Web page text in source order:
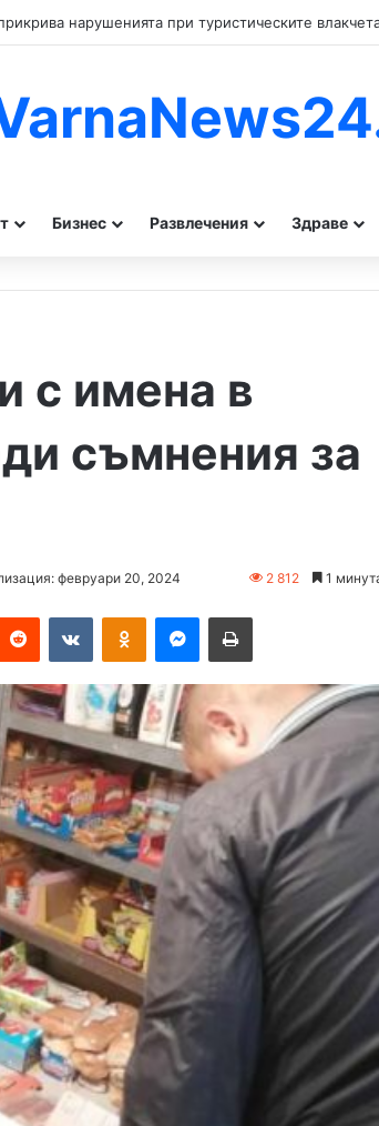
Бизнес Развлечения Здраве
с имена в
съмнения за
февруари 20, 2024 2 812 1